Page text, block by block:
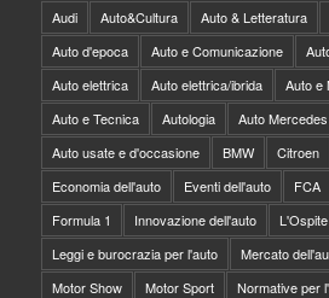
Audi
Auto&Cultura Auto & Letteratura
Auto d'epoca
Auto e Comunicazione
Auto elettrica
Auto elettrica/ibrida Auto e
Auto e Tecnica
Autologia Auto Mercedes
Auto usate e d'occasione
BMW Citroen
Economia dell'auto
Eventi dell'auto FCA
Formula 1
Innovazione dell'auto L'Ospite
Leggi e burocrazia per l'auto
Mercato
Motor Show
Motor Sport Normative per